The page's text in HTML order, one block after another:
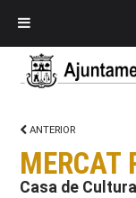
ANTERIOR
MERCAT
Casa de